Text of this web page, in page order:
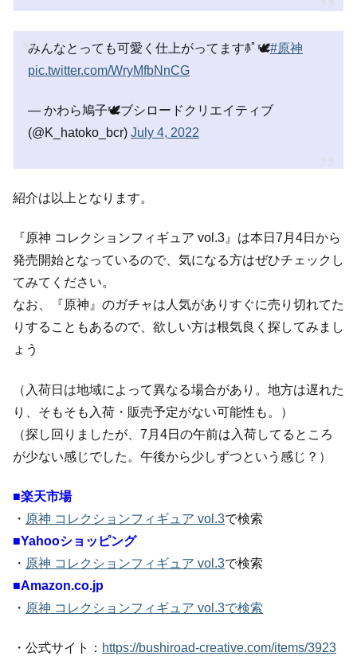
みんなとっても可愛く仕上がってますﾎﾟ🕊#原神
pic.twitter.com/WryMfbNnCG
— かわら鳩子🕊ブシロードクリエイティブ
(@K_hatoko_bcr) July 4, 2022
紹介は以上となります。
『原神 コレクションフィギュア vol.3』は本日7月4日から
発売開始となっているので、気になる方はぜひチェックし
てみてください。
なお、『原神』のガチャは人気がありすぐに売り切れてた
りすることもあるので、欲しい方は根気良く探してみまし
ょう
（入荷日は地域によって異なる場合があり。地方は遅れた
り、そもそも入荷・販売予定がない可能性も。）
（探し回りましたが、7月4日の午前は入荷してるところ
が少ない感じでした。午後から少しずつという感じ？）
■楽天市場
・ 原神 コレクションフィギュア vol.3で検索
■Yahooショッピング
・ 原神 コレクションフィギュア vol.3で検索
■Amazon.co.jp
・ 原神 コレクションフィギュア vol.3で検索
・公式サイト： https://bushiroad-creative.com/items/3923